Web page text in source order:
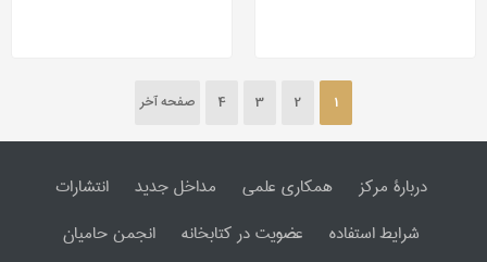
1
2
3
4 صفحه آخر
دربارۀ مرکز همکاری علمی مداخل جدید
انتشارات
شرایط استفاده
عضویت در کتابخانه
انجمن حامیان